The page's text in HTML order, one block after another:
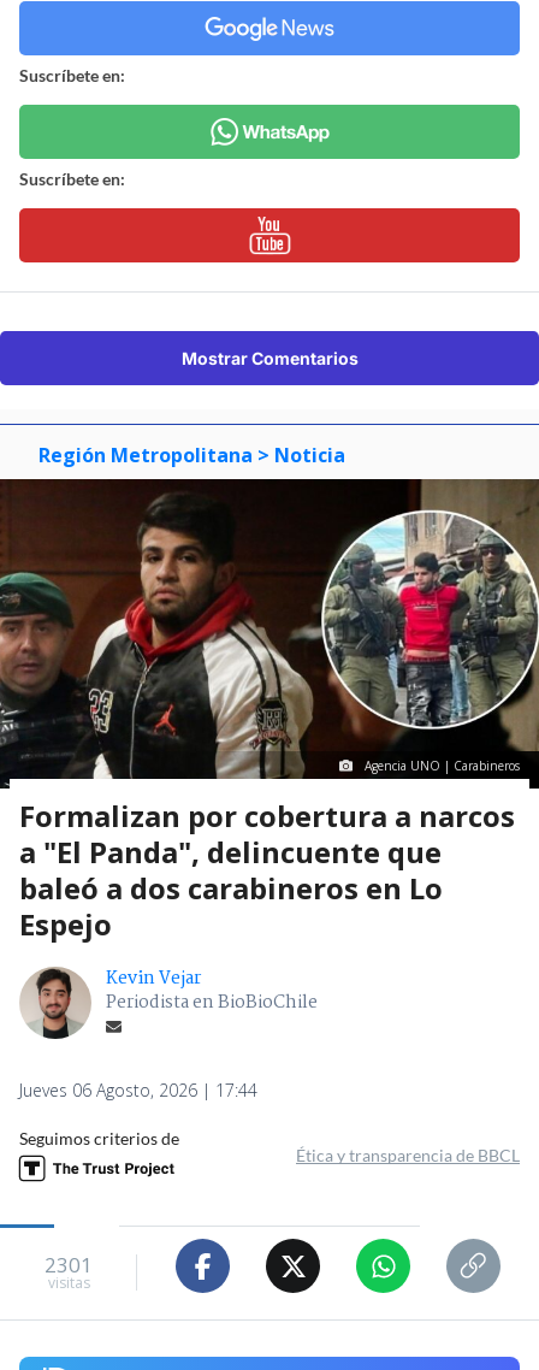
Suscríbete en:
Suscríbete en:
Mostrar Comentarios
Región Metropolitana > Noticia
Agencia UNO | Carabineros
Formalizan por cobertura a narcos
a "El Panda", delincuente que
baleó a dos carabineros en Lo
Espejo
Kevin Vejar
Periodista en BioBioChile
Jueves 06 Agosto, 2026 | 17:44
Seguimos criterios de
Ética y transparencia de BBCL
2301
visitas